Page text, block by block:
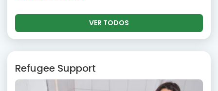
VER TODOS
Refugee Support